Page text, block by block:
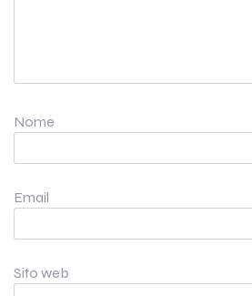
Nome
Email
Sito web